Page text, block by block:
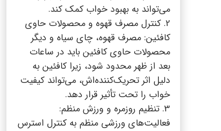
می‌تواند به بهبود خواب کمک کند.
2. کنترل مصرف قهوه و محصولات حاوی
کافئین: مصرف قهوه، چای سیاه و دیگر
محصولات حاوی کافئین باید در ساعات
بعد از ظهر محدود شود، زیرا کافئین به
دلیل اثر تحریک‌کننده‌اش، می‌تواند کیفیت
خواب را تحت تأثیر قرار دهد.
3. تنظیم روزمره و ورزش منظم:
فعالیت‌های ورزشی منظم به کنترل استرس